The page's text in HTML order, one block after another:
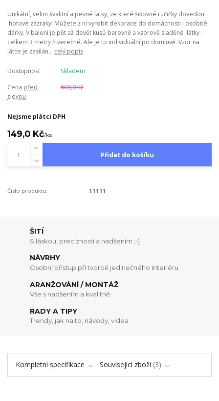
Unikátní, velmi kvalitní a pevné látky, ze které šikovné ručičky dovedou
hotové zázraky! Můžete z ní vyrobit dekorace do domácnosti i osobité
dárky. V balení je pět až devět kusů barevně a vzorově sladěné látky -
celkem 3 metry čtverečné. Ale je to individuální po domluvě. Vzor na
látce je zasílán... celý popis
Dostupnost
Skladem
Cena před
slevou
600,0 Kč
Nejsme plátci DPH
149,0 Kč/ks
Přidat do košíku
Číslo produktu: 11111
ŠITÍ
S láskou, precizností a nadšením ;-)
NÁVRHY
Osobní přístup při tvorbě jedinečného interiéru
ARANŽOVÁNÍ / MONTÁŽ
Vše s nadšením a kvalitně
RADY A TIPY
Trendy, jak na to, návody, videa
Kompletní specifikace Související zboží 3